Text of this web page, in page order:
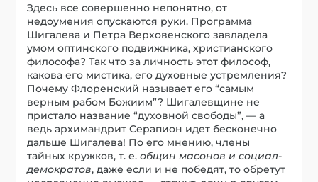
Здесь все совершенно непонятно, от
недоумения опускаются руки. Программа
Шигалева и Петра Верховенского завладела
умом оптинского подвижника, христианского
философа? Так что за личность этот философ,
какова его мистика, его духовные устремления?
Почему Флоренский называет его “самым
верным рабом Божиим”? Шигалевщине не
пристало название “духовной свободы”, — а
ведь архимандрит Серапион идет бесконечно
дальше Шигалева! По его мнению, члены
тайных кружков, т. е.общин масонов и социал-
демократов, даже если и не победят, то обретут